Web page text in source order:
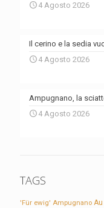
4 Agosto 2026
Il cerino e la sedia
4 Agosto 2026
Ampugnano, la
4 Agosto 2026
TAGS
'Für ewig' Ampugnano Au